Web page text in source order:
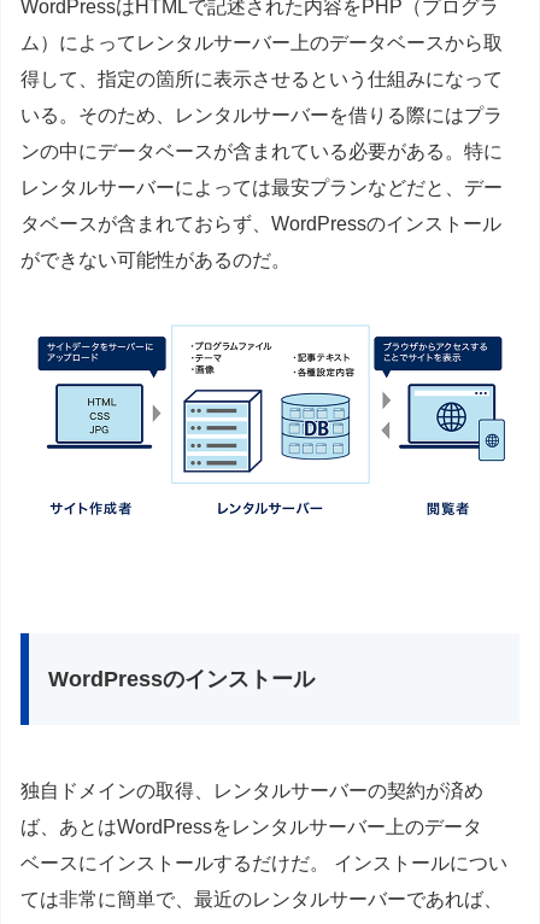
WordPressはHTMLで記述された内容をPHP（プログラ
ム）によってレンタルサーバー上のデータベースから取
得して、指定の箇所に表示させるという仕組みになって
いる。そのため、レンタルサーバーを借りる際にはプラ
ンの中にデータベースが含まれている必要がある。特に
レンタルサーバーによっては最安プランなどだと、デー
タベースが含まれておらず、WordPressのインストール
ができない可能性があるのだ。
WordPressのインストール
独自ドメインの取得、レンタルサーバーの契約が済め
ば、あとはWordPressをレンタルサーバー上のデータ
ベースにインストールするだけだ。 インストールについ
ては非常に簡単で、最近のレンタルサーバーであれば、